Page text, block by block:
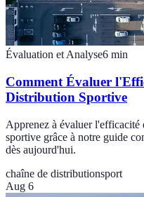
Évaluation et Analyse6 min
Comment Évaluer
Distribution Sportive
Apprenez à évaluer
sportive grâce à notre guide
dès aujourd'hui.
chaîne de distributionsport
Aug 6